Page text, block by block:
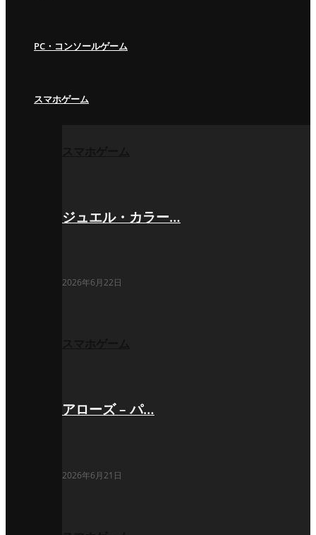
PC・コンソールゲーム
スマホゲーム
ジュエル・カラー…
2026年6月22日
アローズ – パ…
2026年6月21日